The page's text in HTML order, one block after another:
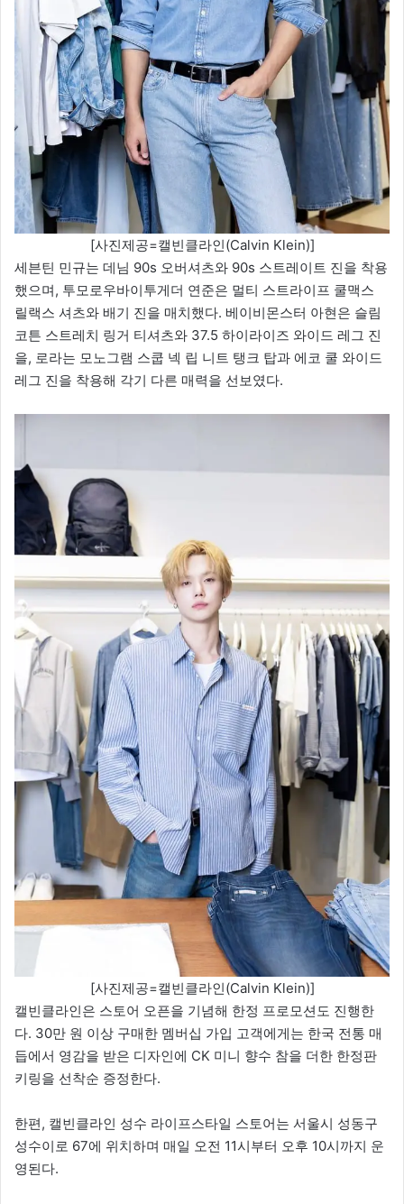
[사진제공=캘빈클라인(Calvin Klein)]
세븐틴 민규는 데님 90s 오버셔츠와 90s 스트레이트 진을 착용
했으며, 투모로우바이투게더 연준은 멀티 스트라이프 쿨맥스
릴랙스 셔츠와 배기 진을 매치했다. 베이비몬스터 아현은 슬림
코튼 스트레치 링거 티셔츠와 37.5 하이라이즈 와이드 레그 진
을, 로라는 모노그램 스쿱 넥 립 니트 탱크 탑과 에코 쿨 와이드
레그 진을 착용해 각기 다른 매력을 선보였다.
[사진제공=캘빈클라인(Calvin Klein)]
캘빈클라인은 스토어 오픈을 기념해 한정 프로모션도 진행한
다. 30만 원 이상 구매한 멤버십 가입 고객에게는 한국 전통 매
듭에서 영감을 받은 디자인에 CK 미니 향수 참을 더한 한정판
키링을 선착순 증정한다.
한편, 캘빈클라인 성수 라이프스타일 스토어는 서울시 성동구
성수이로 67에 위치하며 매일 오전 11시부터 오후 10시까지 운
영된다.